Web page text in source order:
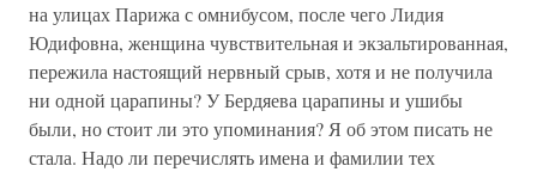
на улицах Парижа с омнибусом, после чего Лидия
Юдифовна, женщина чувствительная и экзальтированная,
пережила настоящий нервный срыв, хотя и не получила
ни одной царапины? У Бердяева царапины и ушибы
были, но стоит ли это упоминания? Я об этом писать не
стала. Надо ли перечислять имена и фамилии тех